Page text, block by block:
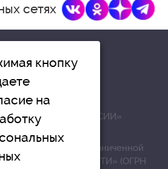
сетях
| СИ «БРЕНДЫ РОССИИ»
Общество с ограниченной
НОВОСТИ» (ОГРН
кнопку
на